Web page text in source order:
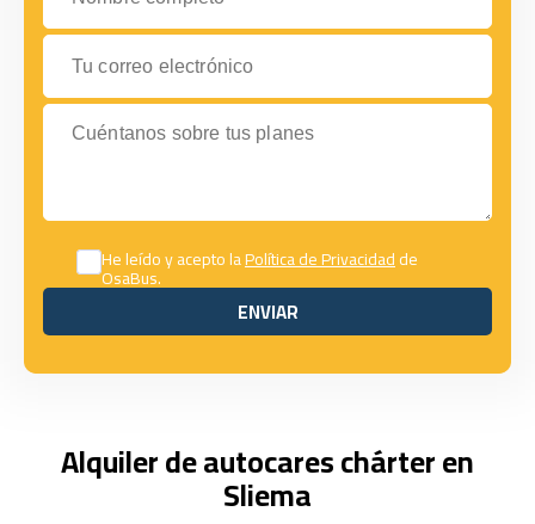
Tu correo electrónico
Cuéntanos sobre tus planes
He leído y acepto laPolítica de Privacidadde
OsaBus.
ENVIAR
ENVIAR
Alquiler de autocares chárter en
Sliema